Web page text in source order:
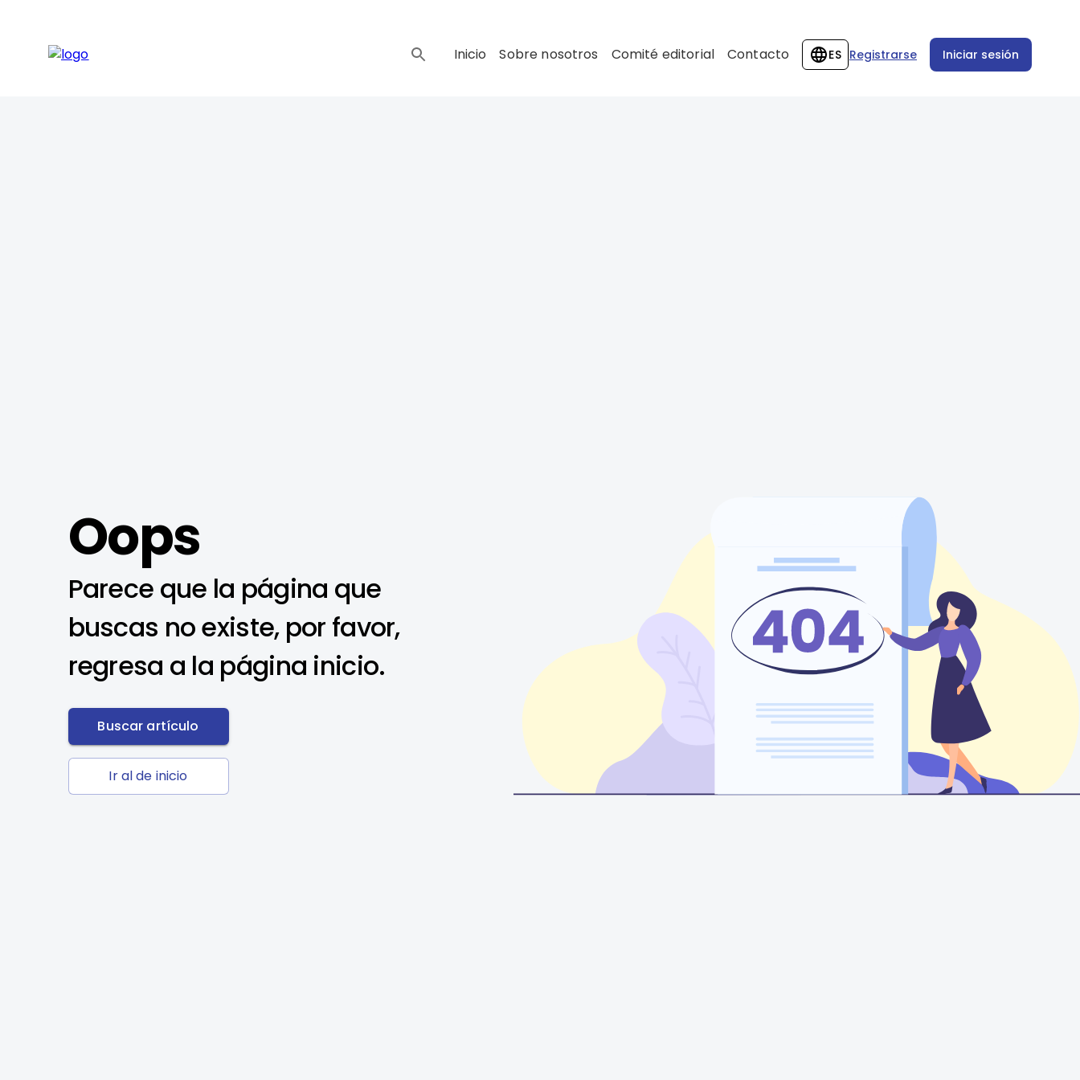
Inicio Sobre nosotros Comité editorial Contacto ES Registrarse Iniciar sesión
Oops
Parece que la página que
buscas no existe, por favor,
regresa a la página inicio.
Buscar artículo
Ir al de inicio